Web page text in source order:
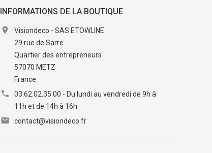
INFORMATIONS DE LA BOUTIQUE

Visiondeco - SAS ETOWLINE
29 rue de Sarre
Quartier des entrepreneurs
57070 METZ
France

03.62.02.35.00 - Du lundi au vendredi de 9h à
11h et de 14h à 16h
 contact@visiondeco.fr